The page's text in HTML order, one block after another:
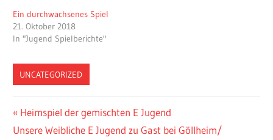
Ein durchwachsenes Spiel
21. Oktober 2018
In "Jugend Spielberichte"
UNCATEGORIZED
Beitragsnavigation
Vorheriger
Beitrag:
Heimspiel der gemischten E Jugend
Nächster
Unsere Weibliche E Jugend zu Gast bei Göllheim/